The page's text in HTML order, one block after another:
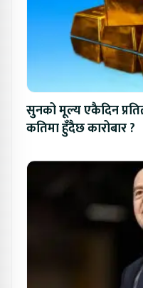
सुनको मूल्य एकैदिन
कतिमा हुँदैछ कारोबार ?